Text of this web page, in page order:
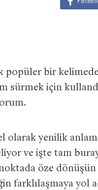
popüler bir
sürmek için
olarak yenilik
ve işte tam
öze
farklılaşmaya yol